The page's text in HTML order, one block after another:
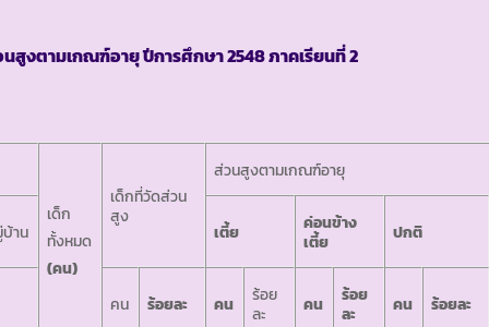
สูงตามเกณฑ์อายุ ปีการศึกษา 2548 ภาคเรียนที่ 2
เด็ก
ทั้งหมด
(คน)
เด็กที่วัดส่วน
สูง
ส่วนสูงตามเกณฑ์อายุ
าน เตี้ย
ค่อนข้าง
เตี้ย
ปกติ
คน ร้อยละ คน
ร้อย
ละ
คน
ร้อย
ละ
คน ร้อยละ